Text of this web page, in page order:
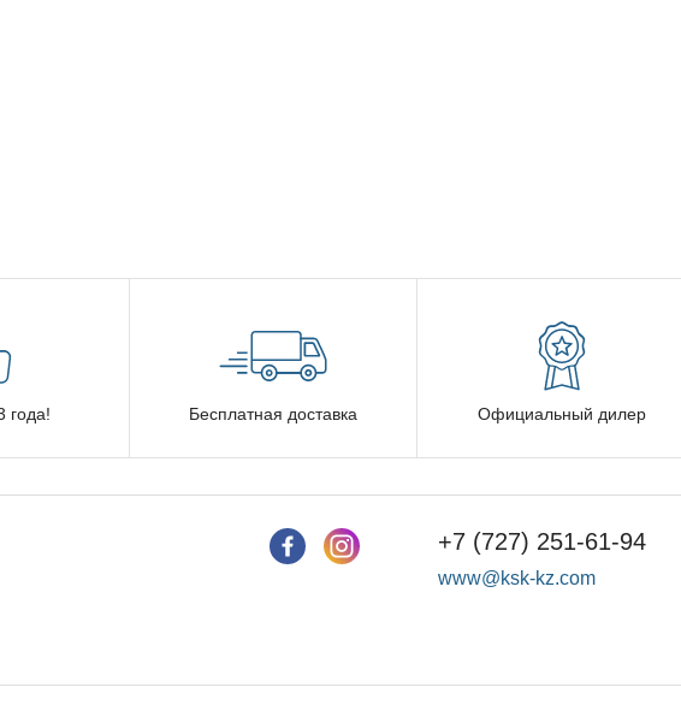
года! Бесплатная доставка Официальный дилер
+7 (727) 251-61-94
www@ksk-kz.com